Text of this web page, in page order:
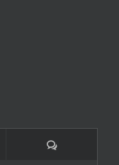
Comentarios